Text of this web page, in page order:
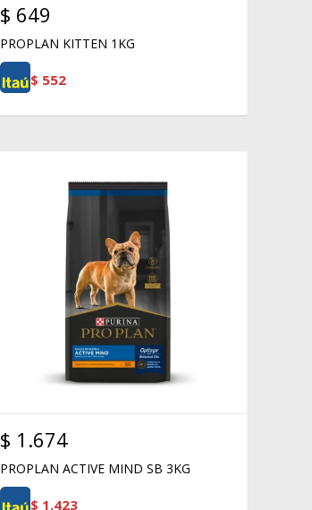
$ 649
PROPLAN KITTEN 1KG
$ 552
$ 1.674
PROPLAN ACTIVE MIND SB 3KG
$ 1.423